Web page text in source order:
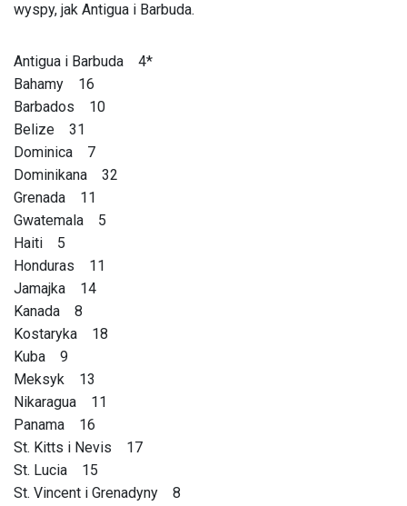
wyspy, jak Antigua i Barbuda.
Antigua i Barbuda 4*
Bahamy 16
Barbados 10
Belize 31
Dominica 7
Dominikana 32
Grenada 11
Gwatemala 5
Haiti 5
Honduras 11
Jamajka 14
Kanada 8
Kostaryka 18
Kuba 9
Meksyk 13
Nikaragua 11
Panama 16
St. Kitts i Nevis 17
St. Lucia 15
St. Vincent i Grenadyny 8